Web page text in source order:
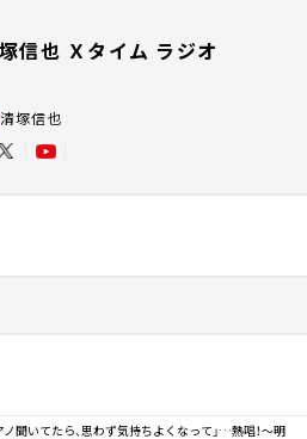
信也 Ｘタイム ラジオ
清塚信也
聞いてたら、思わず気持ちよくなって」…熱唱！～明